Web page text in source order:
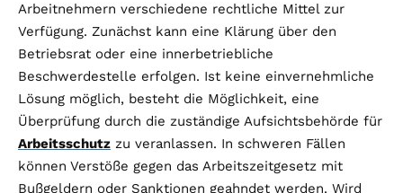
Arbeitnehmern verschiedene rechtliche Mittel zur
Verfügung. Zunächst kann eine Klärung über den
Betriebsrat oder eine innerbetriebliche
Beschwerdestelle erfolgen. Ist keine einvernehmliche
Lösung möglich, besteht die Möglichkeit, eine
Überprüfung durch die zuständige Aufsichtsbehörde für
Arbeitsschutz zu veranlassen. In schweren Fällen
können Verstöße gegen das Arbeitszeitgesetz mit
Bußgeldern oder Sanktionen geahndet werden. Wird